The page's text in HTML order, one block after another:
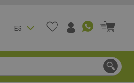
ES
en Bogotá en menos de 3